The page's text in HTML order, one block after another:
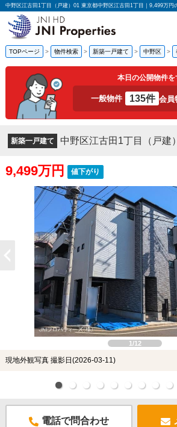
TOPページ > 物件検索 > 新築一戸建て > 中野区 >
本日の公開物件を
一般物件 135件 会員
新築一戸建て 中野区江古田1丁目（戸建
9,499万円 値下がり
1/12
現地外観写真 撮影日(2026-03-11)
電話で問合わせ